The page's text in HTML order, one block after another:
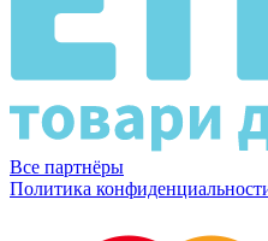
Все партнёры
Политика